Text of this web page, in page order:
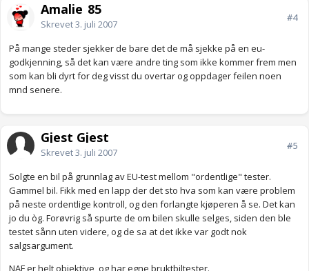
Amalie_85
Skrevet3. juli 2007
#4
På mange steder sjekker de bare det de må sjekke på en eu-
godkjenning, så det kan være andre ting som ikke kommer frem men
som kan bli dyrt for deg visst du overtar og oppdager feilen noen
mnd senere.
Gjest Gjest
Skrevet3. juli 2007
#5
Solgte en bil på grunnlag av EU-test mellom "ordentlige" tester.
Gammel bil. Fikk med en lapp der det sto hva som kan være problem
på neste ordentlige kontroll, og den forlangte kjøperen å se. Det kan
jo du òg. Forøvrig så spurte de om bilen skulle selges, siden den ble
testet sånn uten videre, og de sa at det ikke var godt nok
salgsargument.
NAF er helt objektive, og har egne bruktbiltester.